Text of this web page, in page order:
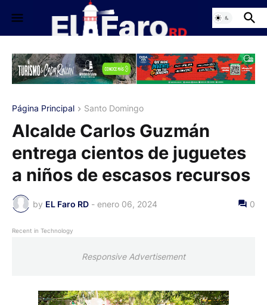
Página Principal Santo Domingo
Alcalde Carlos Guzmán
entrega cientos de juguetes
a niños de escasos recursos
by EL Faro RD - enero 06, 2024 0
Recent in Technology
Responsive Advertisement